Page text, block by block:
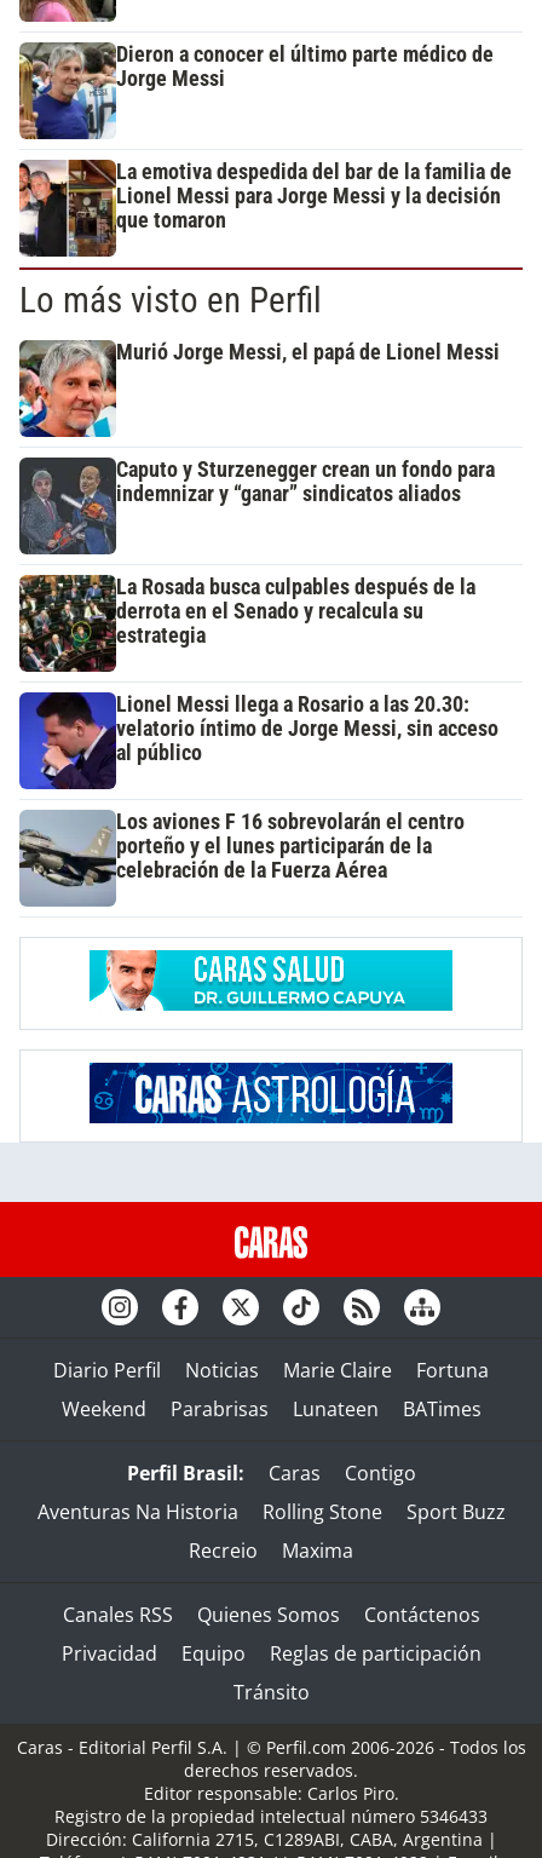
Dieron a conocer el último parte médico de
Jorge Messi
La emotiva despedida del bar de la familia de
Lionel Messi para Jorge Messi y la decisión
que tomaron
Lo más visto en Perfil
Murió Jorge Messi, el papá de Lionel Messi
Caputo y Sturzenegger crean un fondo para
indemnizar y “ganar” sindicatos aliados
La Rosada busca culpables después de la
derrota en el Senado y recalcula su
estrategia
Lionel Messi llega a Rosario a las 20.30:
velatorio íntimo de Jorge Messi, sin acceso
al público
Los aviones F 16 sobrevolarán el centro
porteño y el lunes participarán de la
celebración de la Fuerza Aérea
Diario Perfil Noticias Marie Claire
Fortuna
Weekend
Parabrisas Lunateen BATimes
Perfil Brasil: Caras
Contigo
Aventuras Na Historia
Rolling Stone
Sport Buzz
Recreio
Maxima
Canales RSS Quienes Somos
Contáctenos
Privacidad
Equipo
Reglas de participación
Tránsito
Caras - Editorial Perfil S.A. | © Perfil.com 2006-2026 - Todos los
derechos reservados.
Editor responsable: Carlos Piro.
Registro de la propiedad intelectual número 5346433
Dirección: California 2715, C1289ABI, CABA, Argentina |